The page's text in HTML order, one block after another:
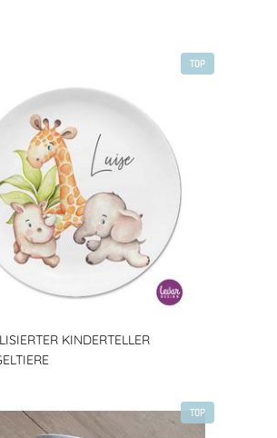
TOP
KINDERTELLER
TOP